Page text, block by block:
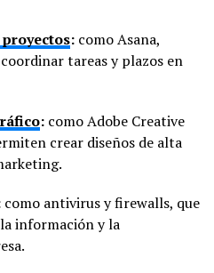
: como Asana,
tareas y plazos en
: como Adobe Creative
crear diseños de alta
como antivirus y firewalls, que
información y la